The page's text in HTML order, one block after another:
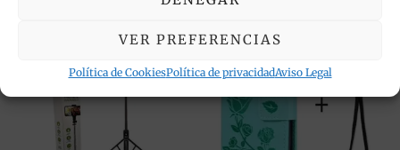
VER PREFERENCIAS
Política de CookiesPolítica de privacidadAviso Legal